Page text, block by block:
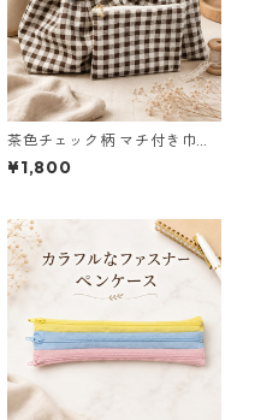
茶色チェック柄 マチ付き巾
着・巾着・ミニポーチ 3点セッ
ト O66 巾着袋 布小物 ハンド
¥1,800